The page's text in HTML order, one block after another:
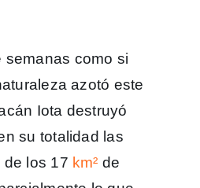
semanas como si
azotó este
Iota destruyó
su totalidad las
los 17 km² de